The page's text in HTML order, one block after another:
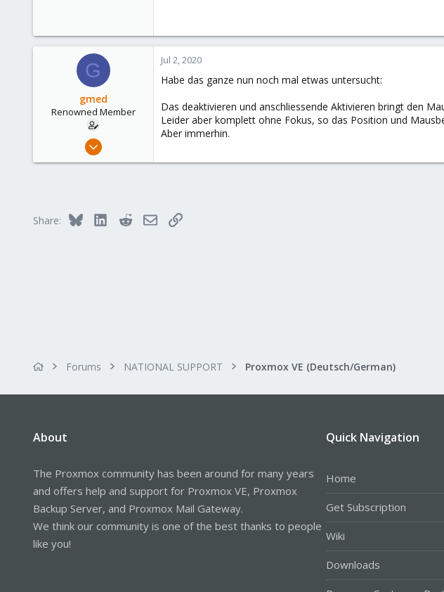
G
gmed
Renowned Member
Dec 20, 2013
Jul 2, 2020
Habe das ganze nun noch mal etwas untersucht:
Das deaktivieren und anschliessende Aktivieren bringt den
Leider aber komplett ohne Fokus, so das Position und
Aber immerhin.
Share: Bluesky LinkedInRedditEmailLink
Forums NATIONAL SUPPORT Proxmox VE (Deutsch/German)
About
The Proxmox community has been around for many years
and offers help and support for Proxmox VE, Proxmox
Backup Server, and Proxmox Mail Gateway.
We think our community is one of the best thanks to people
like you!
Quick Navigation
Home
Get Subscription
Wiki
Downloads